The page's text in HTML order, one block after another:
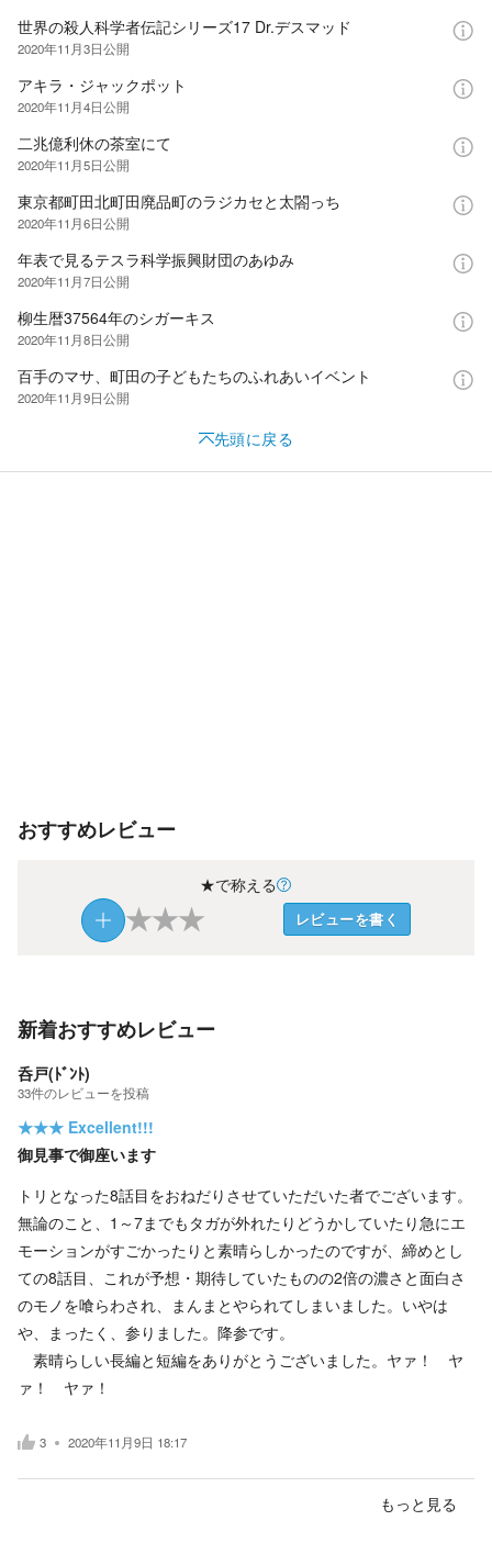
世界の殺人科学者伝記シリーズ17 Dr.デスマッド
2020年11月3日公開
アキラ・ジャックポット
2020年11月4日公開
二兆億利休の茶室にて
2020年11月5日公開
東京都町田北町田廃品町のラジカセと太閤っち
2020年11月6日公開
年表で見るテスラ科学振興財団のあゆみ
2020年11月7日公開
柳生暦37564年のシガーキス
2020年11月8日公開
百手のマサ、町田の子どもたちのふれあいイベント
2020年11月9日公開
先頭に戻る
おすすめレビュー
★で称える
★★★ レビューを書く
新着おすすめレビュー
呑戸(ﾄﾞﾝﾄ)
33件のレビューを投稿
★★★ Excellent!!!
御見事で御座います
トリとなった8話目をおねだりさせていただいた者でございます。
無論のこと、1～7までもタガが外れたりどうかしていたり急にエ
モーションがすごかったりと素晴らしかったのですが、締めとし
ての8話目、これが予想・期待していたものの2倍の濃さと面白さ
のモノを喰らわされ、まんまとやられてしまいました。いやは
や、まったく、参りました。降参です。
素晴らしい長編と短編をありがとうございました。ヤァ！ ヤ
ァ！ ヤァ！
3 2020年11月9日 18:17
もっと見る